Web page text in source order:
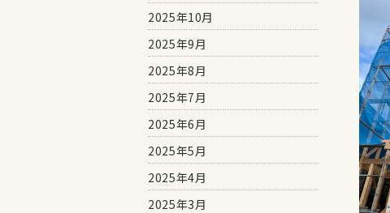
2025年10月
2025年9月
2025年8月
2025年7月
2025年6月
2025年5月
2025年4月
2025年3月